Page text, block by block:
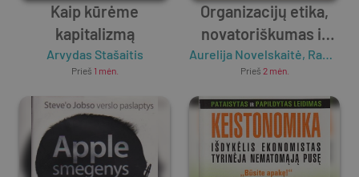
Kaip kūrėme
kapitalizmą
Arvydas Stašaitis
Prieš 1 mėn.
Organizacijų etika,
novatoriškumas ir
darniosios inovacijos
Aurelija Novelskaitė, Raminta Pučėtaitė
Prieš 2 mėn.